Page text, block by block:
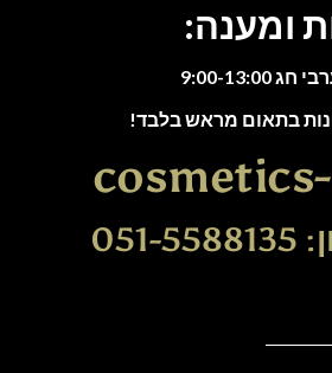
ומענה:
בתאום מראש בלבד!